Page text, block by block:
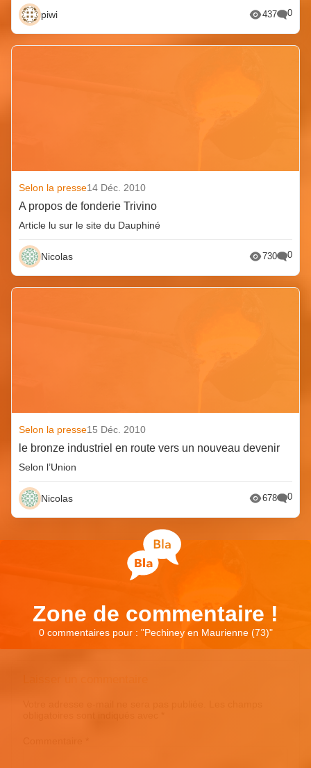
piwi 437 0
Selon la presse14 Déc. 2010
A propos de fonderie Trivino
Article lu sur le site du Dauphiné
Nicolas 730 0
Selon la presse15 Déc. 2010
le bronze industriel en route vers un nouveau devenir
Selon l’Union
Nicolas 678 0
Zone de commentaire !
0 commentaires pour : "Pechiney en Maurienne (73)"